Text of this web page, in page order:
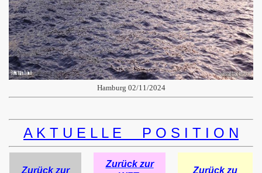
Hamburg 02/11/2024
A K T U E L L E P O S I T I O N
Zurück zur
Zurück zur
Zurück zu